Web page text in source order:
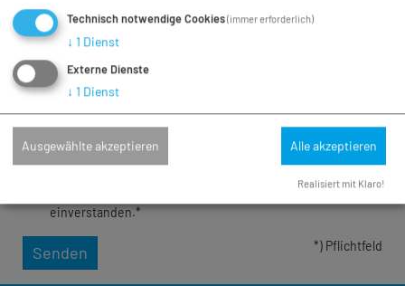
Betreff*
Nachricht*
und bin damit
einverstanden.*
Senden *) Pflichtfeld
Technisch notwendige Cookies(immer erforderlich)
↓ 1 Dienst
Externe Dienste
↓ 1 Dienst
Ausgewählte akzeptieren Alle akzeptieren
Realisiert mit Klaro!